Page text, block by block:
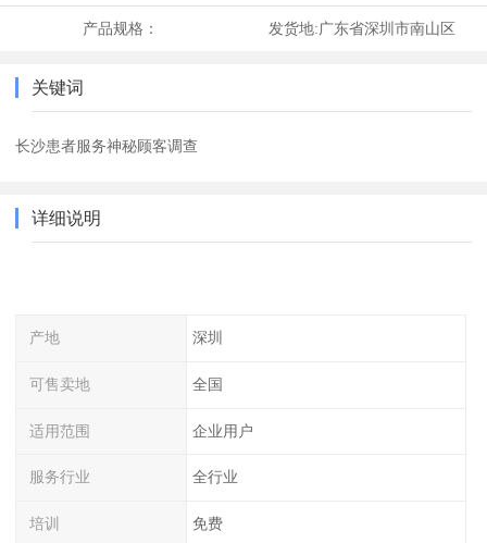
产品规格： 发货地:广东省深圳市南山区
关键词
长沙患者服务神秘顾客调查
详细说明
产地 深圳
可售卖地 全国
适用范围 企业用户
服务行业 全行业
培训 免费